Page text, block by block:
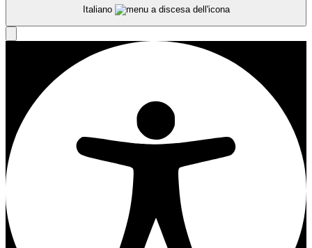
Italiano